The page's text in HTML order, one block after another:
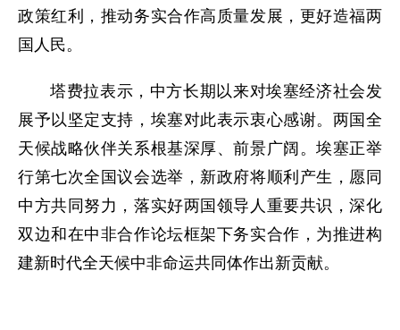
政策红利，推动务实合作高质量发展，更好造福两
国人民。
塔费拉表示，中方长期以来对埃塞经济社会发
展予以坚定支持，埃塞对此表示衷心感谢。两国全
天候战略伙伴关系根基深厚、前景广阔。埃塞正举
行第七次全国议会选举，新政府将顺利产生，愿同
中方共同努力，落实好两国领导人重要共识，深化
双边和在中非合作论坛框架下务实合作，为推进构
建新时代全天候中非命运共同体作出新贡献。